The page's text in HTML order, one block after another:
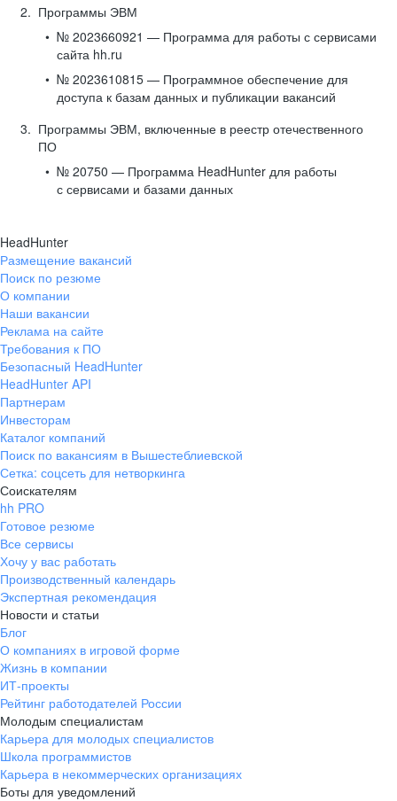
Программы ЭВМ
№ 2023660921 — Программа для работы с сервисами
сайта hh.ru
№ 2023610815 — Программное обеспечение для
доступа к базам данных и публикации вакансий
Программы ЭВМ, включенные в реестр отечественного
ПО
№ 20750 — Программа HeadHunter для работы
с сервисами и базами данных
HeadHunter
Размещение вакансий
Поиск по резюме
О компании
Наши вакансии
Реклама на сайте
Требования к ПО
Безопасный HeadHunter
HeadHunter API
Партнерам
Инвесторам
Каталог компаний
Поиск по вакансиям в Вышестеблиевской
Сетка: соцсеть для нетворкинга
Соискателям
hh PRO
Готовое резюме
Все сервисы
Хочу у вас работать
Производственный календарь
Экспертная рекомендация
Новости и статьи
Блог
О компаниях в игровой форме
Жизнь в компании
ИТ-проекты
Рейтинг работодателей России
Молодым специалистам
Карьера для молодых специалистов
Школа программистов
Карьера в некоммерческих организациях
Боты для уведомлений